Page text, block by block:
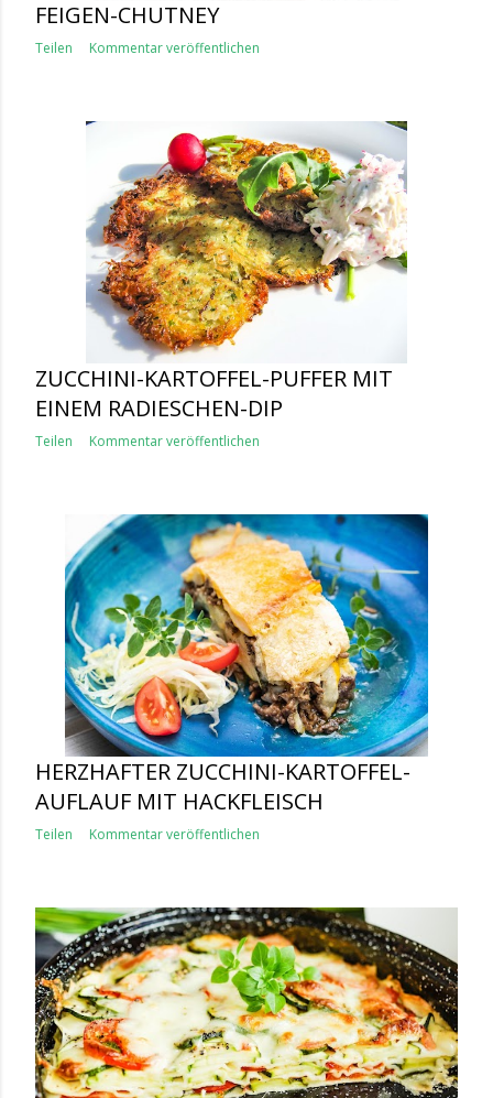
FEIGEN-CHUTNEY
Teilen Kommentar veröffentlichen
ZUCCHINI-KARTOFFEL-PUFFER MIT
EINEM RADIESCHEN-DIP
Teilen Kommentar veröffentlichen
HERZHAFTER ZUCCHINI-KARTOFFEL-
AUFLAUF MIT HACKFLEISCH
Teilen Kommentar veröffentlichen